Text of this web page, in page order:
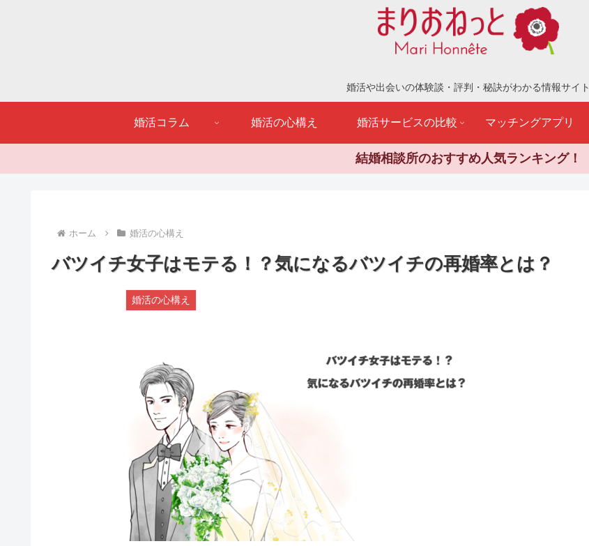
婚活や出会いの体験談・評判・秘訣がわかる情報サイト
婚活コラム 婚活の心構え 婚活サービスの比較 マッチングアプリ
結婚相談所のおすすめ人気ランキング！
ホーム 婚活の心構え
バツイチ女子はモテる！？気になるバツイチの再婚率とは？
婚活の心構え